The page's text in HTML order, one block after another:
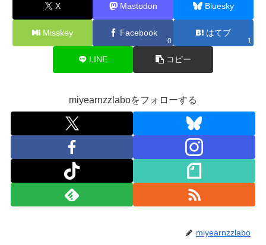
X Mastodon Bluesky
Misskey Facebook
0
はてブ
1
LINE コピー
miyearnzzlaboをフォローする
miyearnzzlabo